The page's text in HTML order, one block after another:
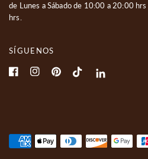
de Lunes a Sábado de 10:00 a 20:00
hrs.
SÍGUENOS